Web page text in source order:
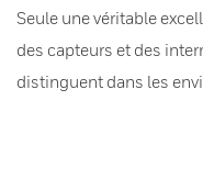
Seule une véritable
des capteurs et des
distinguent dans les